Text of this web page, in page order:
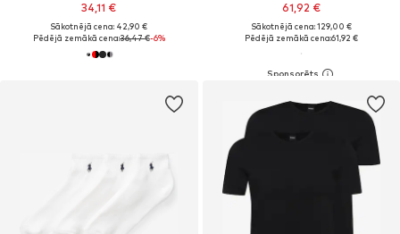
34,11 €
Sākotnējā cena: 42,90 €
Pēdējā zemākā cena:36,47 €-6%
61,92 €
Sākotnējā cena: 129,00 €
Pēdējā zemākā cena:61,92 €